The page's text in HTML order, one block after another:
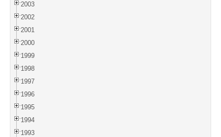
2003
2002
2001
2000
1999
1998
1997
1996
1995
1994
1993